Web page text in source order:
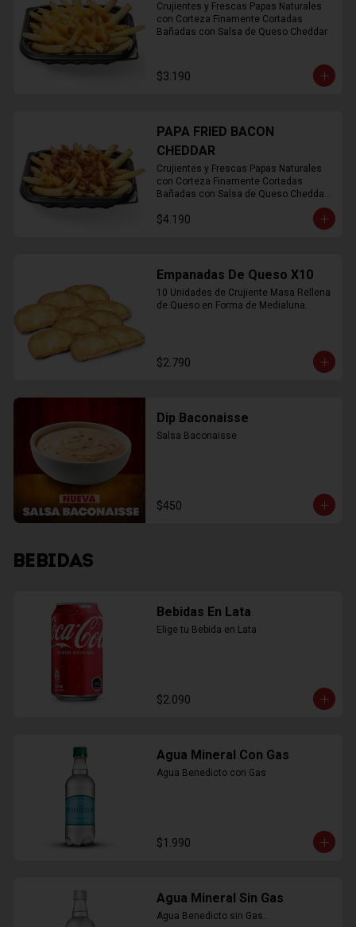
Crujientes y Frescas Papas Naturales
con Corteza Finamente Cortadas
Bañadas con Salsa de Queso Cheddar
$3.190
PAPA FRIED BACON
CHEDDAR
Crujientes y Frescas Papas Naturales
con Corteza Finamente Cortadas
Bañadas con Salsa de Queso Cheddar
$4.190
Empanadas De Queso X10
10 Unidades de Crujiente Masa Rellena
de Queso en Forma de Medialuna.
$2.790
Dip Baconaisse
Salsa Baconaisse
$450
BEBIDAS
Bebidas En Lata
Elige tu Bebida en Lata
$2.090
Agua Mineral Con Gas
Agua Benedicto con Gas
$1.990
Agua Mineral Sin Gas
Agua Benedicto sin Gas..